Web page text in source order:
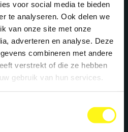
voor social media te bieden
te analyseren. Ook delen we
van onze site met onze
adverteren en analyse. Deze
combineren met andere
verstrekt of die ze hebben
gebruik van hun services.